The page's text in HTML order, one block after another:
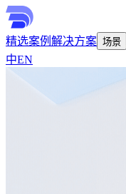
精选案例 解决方案 场景
中EN